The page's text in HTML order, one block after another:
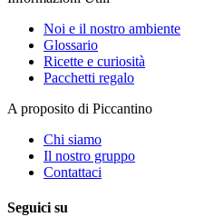
Noi e il nostro ambiente
Glossario
Ricette e curiosità
Pacchetti regalo
A proposito di Piccantino
Chi siamo
Il nostro gruppo
Contattaci
Seguici su